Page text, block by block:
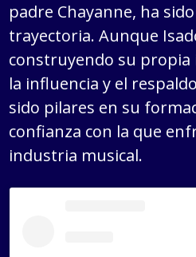
padre Chayanne, ha
trayectoria. Aunque
construyendo su
la influencia y el
sido pilares en su
confianza con la que
industria musical.